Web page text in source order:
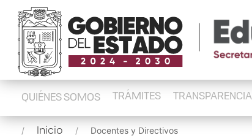
QUIÉNES SOMOS TRÁMITES TRANSPARENCIA
Inicio Docentes y Directivos